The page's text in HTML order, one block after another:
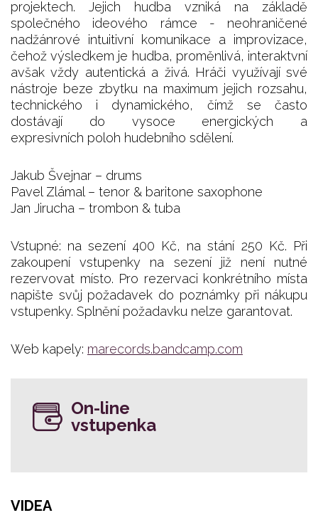
projektech. Jejich hudba vzniká na základě
společného ideového rámce - neohraničené
nadžánrové intuitivní komunikace a improvizace,
čehož výsledkem je hudba, proměnlivá, interaktvní
avšak vždy autentická a živá. Hráči využívají své
nástroje beze zbytku na maximum jejich rozsahu,
technického i dynamického, čímž se často
dostávají do vysoce energických a
expresivních poloh hudebního sdělení.
Jakub Švejnar – drums
Pavel Zlámal – tenor & baritone saxophone
Jan Jirucha – trombon & tuba
Vstupné: na sezení 400 Kč, na stání 250 Kč. Při
zakoupení vstupenky na sezení již není nutné
rezervovat místo. Pro rezervaci konkrétního místa
napište svůj požadavek do poznámky při nákupu
vstupenky. Splnění požadavku nelze garantovat.
Web kapely: marecords.bandcamp.com
On-line
vstupenka
VIDEA